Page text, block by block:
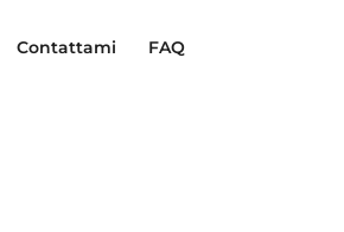
Contattami FAQ